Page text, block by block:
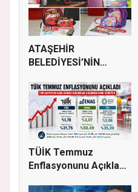
ATAŞEHİR
BELEDİYESİ’NİN
DEST...
TÜİK Temmuz
Enflasyonunu Açıkladı: